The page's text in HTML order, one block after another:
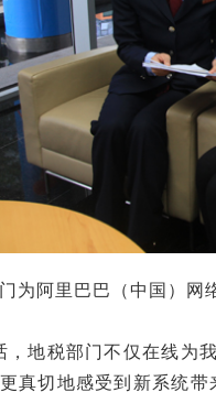
为阿里巴巴（中国）网
税部门不仅在线为我
真切地感受到新系统